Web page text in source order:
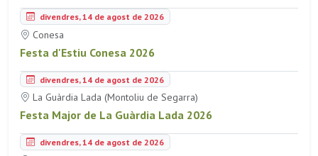
divendres, 14 de agost de 2026
Conesa
Festa d'Estiu Conesa 2026
divendres, 14 de agost de 2026
La Guàrdia Lada (Montoliu de Segarra)
Festa Major de La Guàrdia Lada 2026
divendres, 14 de agost de 2026